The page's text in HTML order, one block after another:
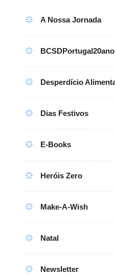
A Nossa Jornada
Desperdício
Dias Festivos
E-Books
Heróis Zero
Make-A-Wish
Natal
Newsletter